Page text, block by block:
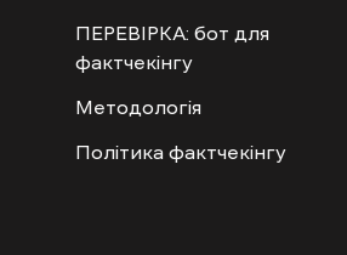
ПЕРЕВІРКА: бот для
фактчекінгу
Методологія
Політика фактчекінгу